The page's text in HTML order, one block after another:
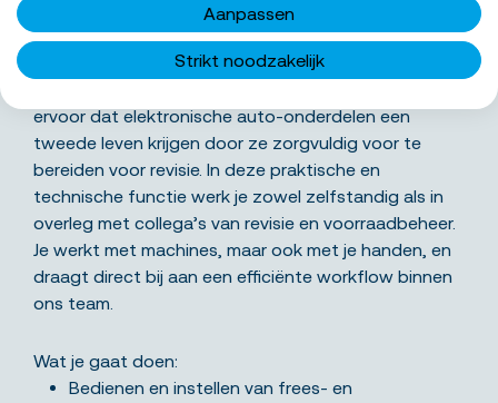
Wat ga je precies doen
Als technisch productiemedewerker speel je een
ervoor dat elektronische auto-onderdelen een
tweede leven krijgen door ze zorgvuldig voor te
bereiden voor revisie. In deze praktische en
technische functie werk je zowel zelfstandig als in
overleg met collega’s van revisie en voorraadbeheer.
Je werkt met machines, maar ook met je handen, en
draagt direct bij aan een efficiënte workflow binnen
ons team.
Wat je gaat doen:
Bedienen en instellen van frees- en
Aanpassen
Strikt noodzakelijk